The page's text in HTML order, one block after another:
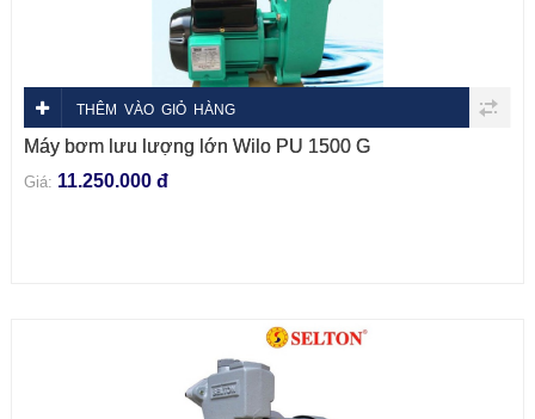
THÊM VÀO GIỎ HÀNG
Máy bơm lưu lượng lớn Wilo PU 1500 G
Giá: 11.250.000 đ